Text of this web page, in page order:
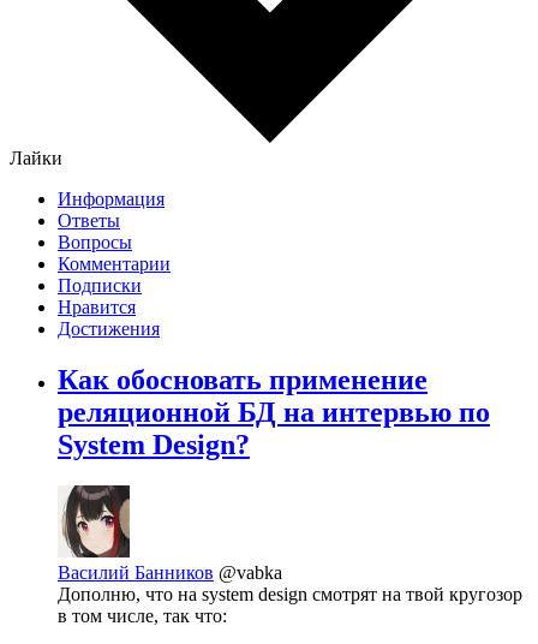
Лайки
Информация
Ответы
Вопросы
Комментарии
Подписки
Нравится
Достижения
Как обосновать применение
реляционной БД на интервью по
System Design?
Василий Банников @vabka
Дополню, что на system design смотрят на твой кругозор
в том числе, так что: